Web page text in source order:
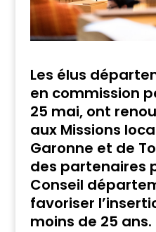
Les élus
en commission
25 mai, ont
aux Missions
Garonne et de
des partenaires
Conseil
favoriser
moins de 25 ans.